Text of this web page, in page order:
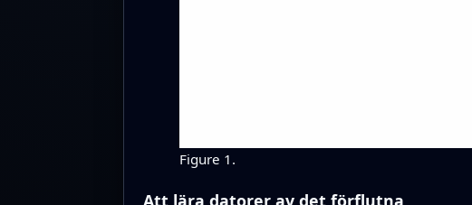
Figure 1.
Att lära datorer av det förflutna